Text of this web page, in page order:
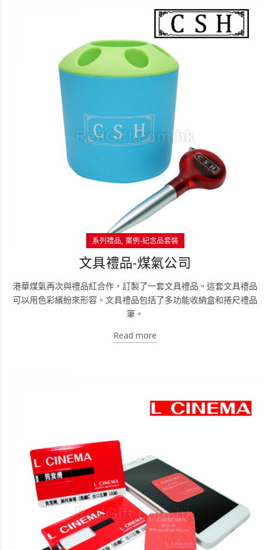
系列禮品 案例-紀念品套裝
文具禮品-煤氣公司
港華煤氣再次與禮品紅合作，訂製了一套文具禮品。這套文具禮品
可以用色彩繽紛來形容。文具禮品包括了多功能收納盒和捲尺禮品
筆。
Read more